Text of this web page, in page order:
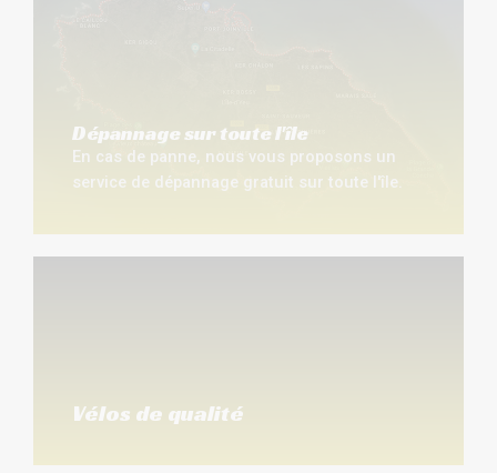
Dépannage sur toute l'île
En cas de panne, nous vous proposons un
service de dépannage gratuit sur toute l'île.
Vélos de qualité